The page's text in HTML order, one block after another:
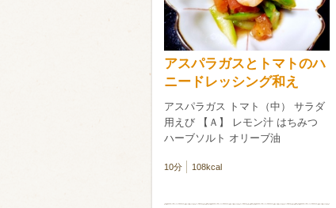
アスパラガスとトマトのハ
ニードレッシング和え
アスパラガス トマト（中） サラダ
用えび 【Ａ】 レモン汁 はちみつ
ハーブソルト オリーブ油
10分 108kcal